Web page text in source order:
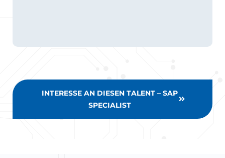
INTERESSE AN DIESEN TALENT – SAP
SPECIALIST